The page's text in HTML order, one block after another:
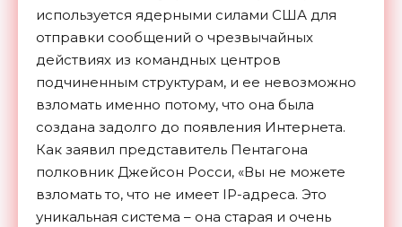
используется ядерными силами США для
отправки сообщений о чрезвычайных
действиях из командных центров
подчиненным структурам, и ее невозможно
взломать именно потому, что она была
создана задолго до появления Интернета.
Как заявил представитель Пентагона
полковник Джейсон Росси, «Вы не можете
взломать то, что не имеет IP-адреса. Это
уникальная система – она старая и очень